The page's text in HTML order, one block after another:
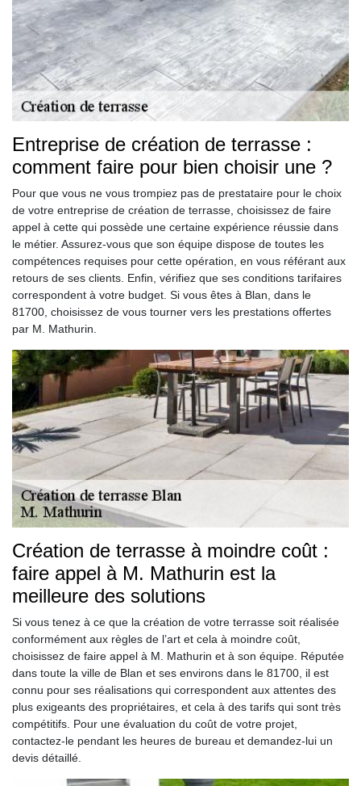
Entreprise de création de terrasse :
comment faire pour bien choisir une ?
Pour que vous ne vous trompiez pas de prestataire pour le choix
de votre entreprise de création de terrasse, choisissez de faire
appel à cette qui possède une certaine expérience réussie dans
le métier. Assurez-vous que son équipe dispose de toutes les
compétences requises pour cette opération, en vous référant aux
retours de ses clients. Enfin, vérifiez que ses conditions tarifaires
correspondent à votre budget. Si vous êtes à Blan, dans le
81700, choisissez de vous tourner vers les prestations offertes
par M. Mathurin.
Création de terrasse à moindre coût :
faire appel à M. Mathurin est la
meilleure des solutions
Si vous tenez à ce que la création de votre terrasse soit réalisée
conformément aux règles de l’art et cela à moindre coût,
choisissez de faire appel à M. Mathurin et à son équipe. Réputée
dans toute la ville de Blan et ses environs dans le 81700, il est
connu pour ses réalisations qui correspondent aux attentes des
plus exigeants des propriétaires, et cela à des tarifs qui sont très
compétitifs. Pour une évaluation du coût de votre projet,
contactez-le pendant les heures de bureau et demandez-lui un
devis détaillé.